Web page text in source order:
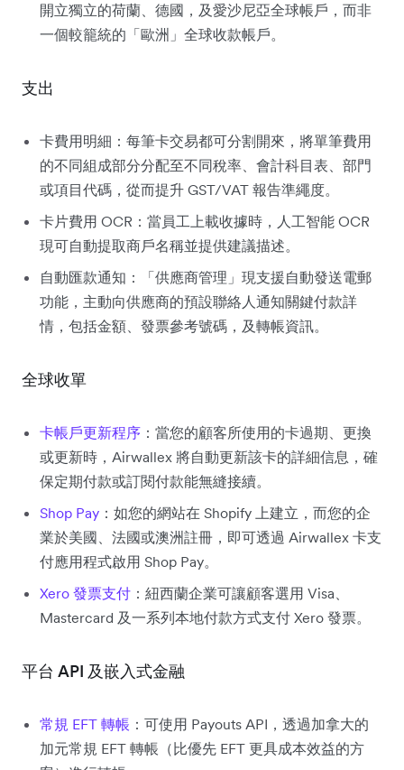
開立獨立的荷蘭、德國，及愛沙尼亞全球帳戶，而非
一個較籠統的「歐洲」全球收款帳戶。
支出
卡費用明細：每筆卡交易都可分割開來，將單筆費用
的不同組成部分分配至不同稅率、會計科目表、部門
或項目代碼，從而提升 GST/VAT 報告準繩度。
卡片費用 OCR：當員工上載收據時，人工智能 OCR
現可自動提取商戶名稱並提供建議描述。
自動匯款通知：「供應商管理」現支援自動發送電郵
功能，主動向供應商的預設聯絡人通知關鍵付款詳
情，包括金額、發票參考號碼，及轉帳資訊。
全球收單
卡帳戶更新程序 ：當您的顧客所使用的卡過期、更換
或更新時，Airwallex 將自動更新該卡的詳細信息，確
保定期付款或訂閱付款能無縫接續。
Shop Pay ：如您的網站在 Shopify 上建立，而您的企
業於美國、法國或澳洲註冊，即可透過 Airwallex 卡支
付應用程式啟用 Shop Pay。
Xero 發票支付 ：紐西蘭企業可讓顧客選用 Visa、
Mastercard 及一系列本地付款方式支付 Xero 發票。
平台 API 及嵌入式金融
常規 EFT 轉帳 ：可使用 Payouts API，透過加拿大的
加元常規 EFT 轉帳（比優先 EFT 更具成本效益的方